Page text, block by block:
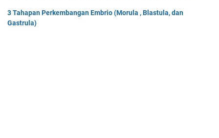
3 Tahapan Perkembangan Embrio (Morula , Blastula, dan
Gastrula)